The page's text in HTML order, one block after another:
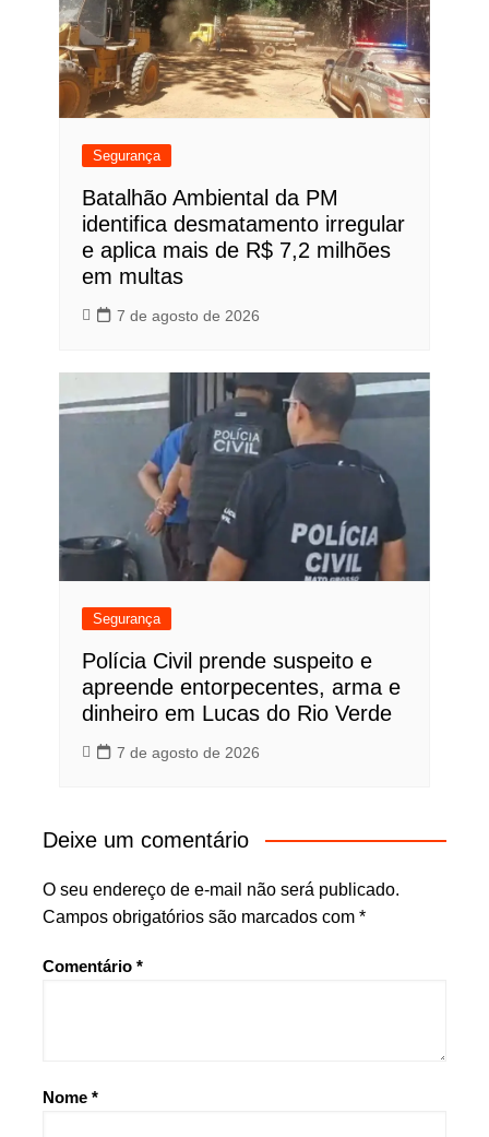
Segurança
Batalhão Ambiental da PM
identifica desmatamento irregular
e aplica mais de R$ 7,2 milhões
em multas
7 de agosto de 2026
Segurança
Polícia Civil prende suspeito e
apreende entorpecentes, arma e
dinheiro em Lucas do Rio Verde
7 de agosto de 2026
Deixe um comentário
O seu endereço de e-mail não será publicado.
Campos obrigatórios são marcados com *
Comentário *
Nome *